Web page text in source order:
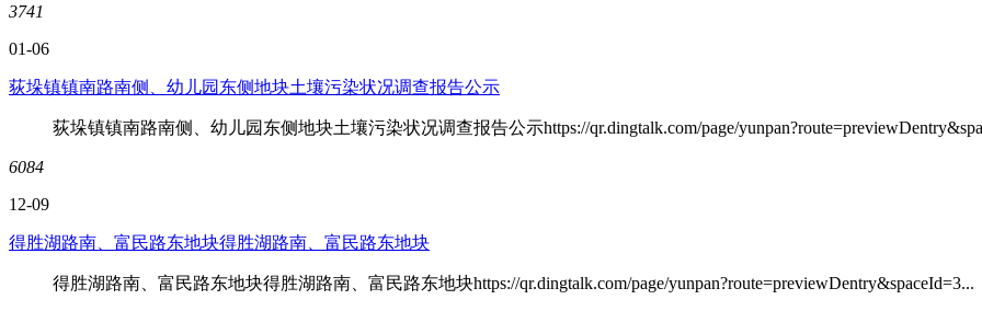
3741
01-06
荻垛镇镇南路南侧、幼儿园东侧地块土壤污染状况调查报告公示
荻垛镇镇南路南侧、幼儿园东侧地块土壤污染状况调查报告公示https://qr.dingtalk.com/page/
6084
12-09
得胜湖路南、富民路东地块得胜湖路南、富民路东地块
得胜湖路南、富民路东地块得胜湖路南、富民路东地块https://qr.dingtalk.com/page/yunpan?route=previewDentry&spaceId=3...